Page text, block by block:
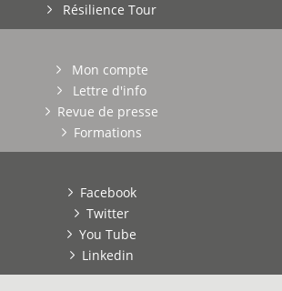
Résilience Tour
Mon compte
Lettre d'info
Revue de presse
Formations
Facebook
Twitter
You Tube
Linkedin